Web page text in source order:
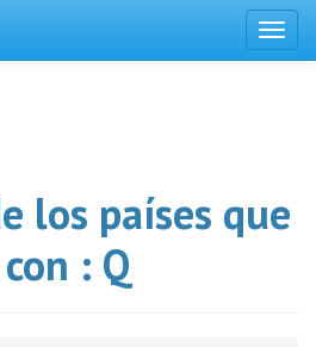
los países que
: Q